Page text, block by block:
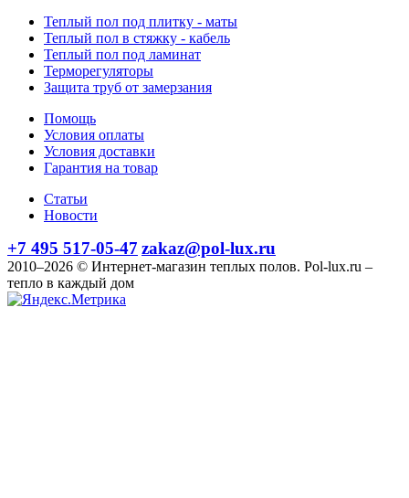
Теплый пол под плитку - маты
Теплый пол в стяжку - кабель
Теплый пол под ламинат
Терморегуляторы
Защита труб от замерзания
Помощь
Условия оплаты
Условия доставки
Гарантия на товар
Статьи
Новости
+7 495 517-05-47 zakaz@pol-lux.ru
2010–2026 © Интернет-магазин теплых полов. Pol-lux.ru –
тепло в каждый дом